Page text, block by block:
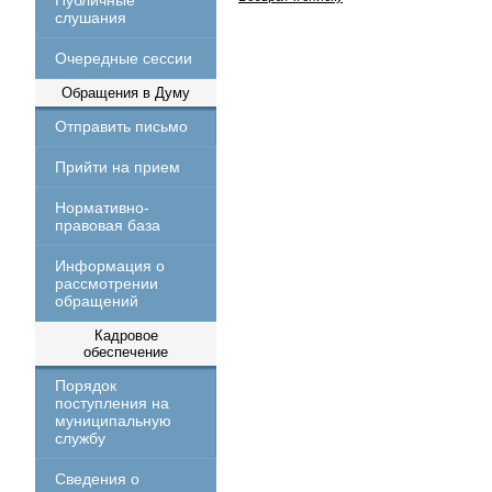
слушания
Очередные сессии
Обращения в Думу
Отправить письмо
Прийти на прием
Нормативно-
правовая база
Информация о
рассмотрении
обращений
Кадровое
обеспечение
Порядок
поступления на
муниципальную
службу
Сведения о